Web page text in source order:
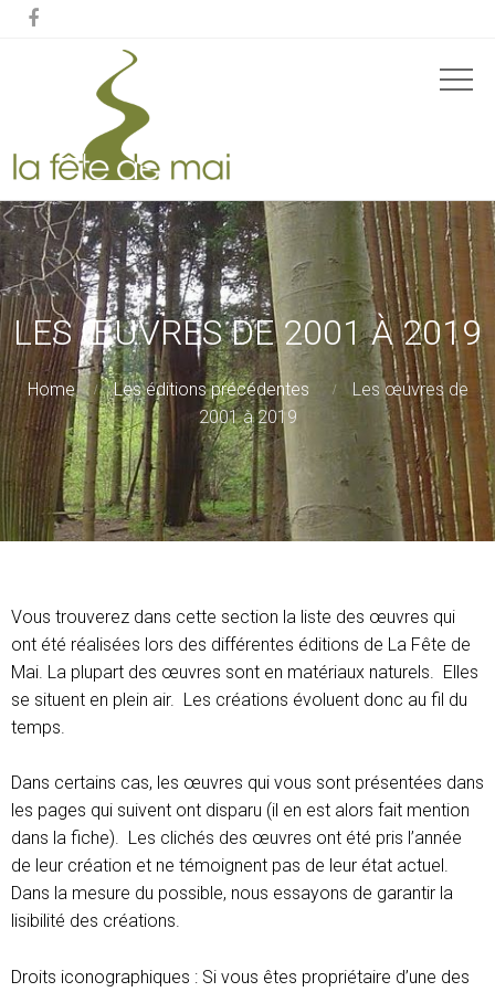

LES ŒUVRES DE 2001 À 2019
Home Les éditions précédentes
Les œuvres de
2001 à 2019
Vous trouverez dans cette section la liste des œuvres qui
ont été réalisées lors des différentes éditions de La Fête de
Mai. La plupart des œuvres sont en matériaux naturels. Elles
se situent en plein air. Les créations évoluent donc au fil du
temps.
Dans certains cas, les œuvres qui vous sont présentées dans
les pages qui suivent ont disparu (il en est alors fait mention
dans la fiche). Les clichés des œuvres ont été pris l’année
de leur création et ne témoignent pas de leur état actuel.
Dans la mesure du possible, nous essayons de garantir la
lisibilité des créations.
Droits iconographiques : Si vous êtes propriétaire d’une des